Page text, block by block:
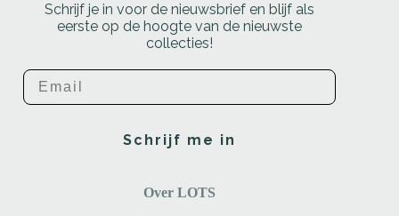
Schrijf je in voor de nieuwsbrief en blijf als
eerste op de hoogte van de nieuwste
collecties!
Email
Schrijf me in
Over LOTS